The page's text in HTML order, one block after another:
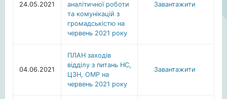
24.05.2021
аналітичної роботи
та комунікацій з
громадськістю на
червень 2021 року
Завантажити
04.06.2021
ПЛАН заходів
відділу з питань НС,
ЦЗН, ОМР на
червень 2021 року
Завантажити